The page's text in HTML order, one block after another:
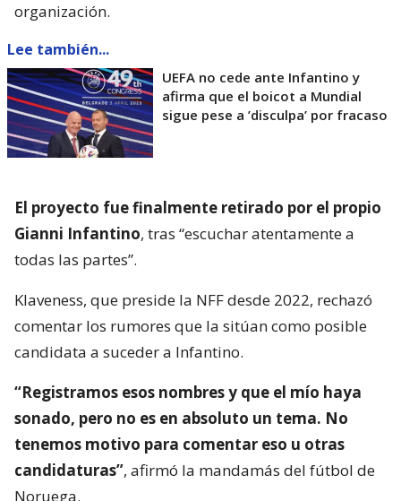
organización.
Lee también...
UEFA no cede ante Infantino y
afirma que el boicot a Mundial
sigue pese a ’disculpa’ por fracaso
El proyecto fue finalmente retirado por el propio
Gianni Infantino, tras “escuchar atentamente a
todas las partes”.
Klaveness, que preside la NFF desde 2022, rechazó
comentar los rumores que la sitúan como posible
candidata a suceder a Infantino.
“Registramos esos nombres y que el mío haya
sonado, pero no es en absoluto un tema. No
tenemos motivo para comentar eso u otras
candidaturas”, afirmó la mandamás del fútbol de
Noruega.